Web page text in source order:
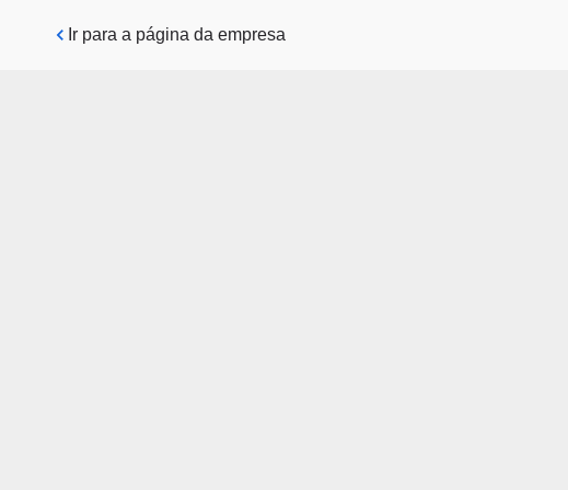
Pular para o conteúdo principal
Ir para a página da empresa